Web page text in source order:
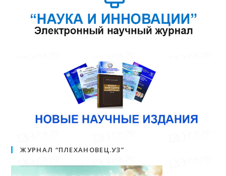
ЖУРНАЛ “ПЛЕХАНОВЕЦ.УЗ”